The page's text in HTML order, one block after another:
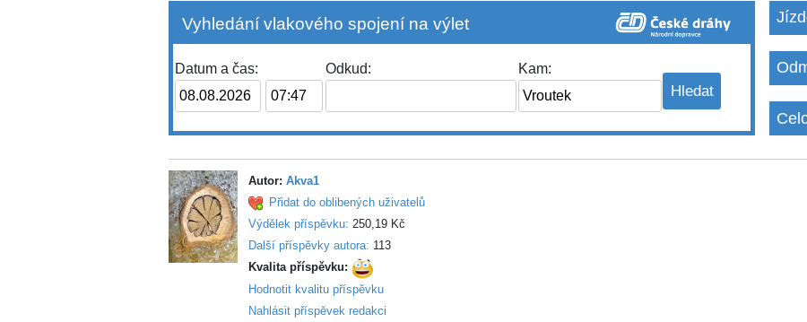
Vyhledání vlakového spojení na výlet
Datum a čas: Odkud: Kam:
Autor:Akva1
Přidat do oblibených uživatelů
Výdělek příspěvku: 250,19 Kč
Další příspěvky autora: 113
Kvalita příspěvku:
Hodnotit kvalitu příspěvku
Nahlásit příspěvek redakci